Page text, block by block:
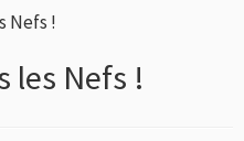
Nefs !
les Nefs !